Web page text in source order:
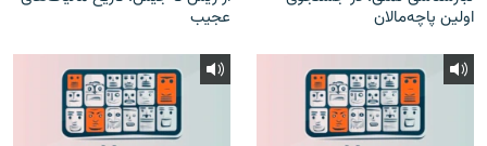
اولین‌ پاچه‌مالان
عجیب